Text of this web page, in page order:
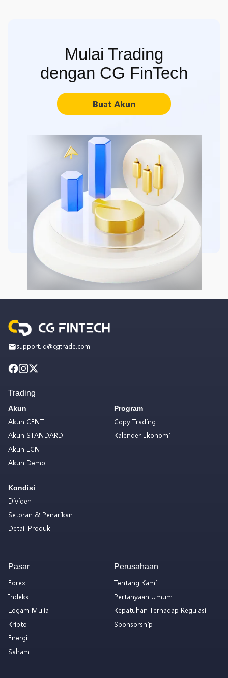
Mulai Trading
dengan CG FinTech
Buat Akun
support.id@cgtrade.com
Trading
Akun
Akun CENT
Akun STANDARD
Akun ECN
Akun Demo
Kondisi
Dividen
Setoran & Penarikan
Detail Produk
Program
Copy Trading
Kalender Ekonomi
Pasar
Forex
Indeks
Logam Mulia
Kripto
Energi
Saham
Perusahaan
Tentang Kami
Pertanyaan Umum
Kepatuhan Terhadap Regulasi
Sponsorship